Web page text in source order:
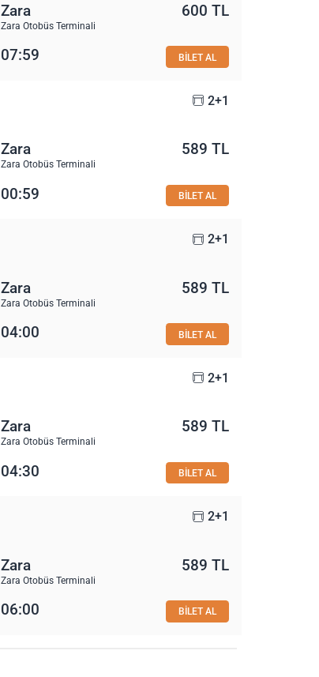
Zara
Zara Otobüs Terminali
600 TL
07:59 BİLET AL
2+1
Zara
Zara Otobüs Terminali
589 TL
00:59 BİLET AL
2+1
Zara
Zara Otobüs Terminali
589 TL
04:00 BİLET AL
2+1
Zara
Zara Otobüs Terminali
589 TL
04:30 BİLET AL
2+1
Zara
Zara Otobüs Terminali
589 TL
06:00 BİLET AL